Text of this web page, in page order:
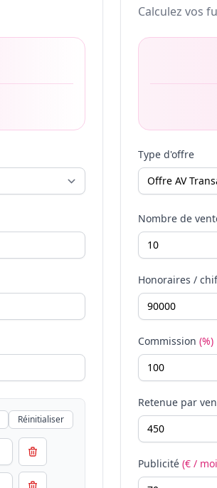
Réinitialiser
Calculez vos
Type d'offre
Nombre de
Honoraires /
Commission (%)
Retenue par
Publicité (€ /